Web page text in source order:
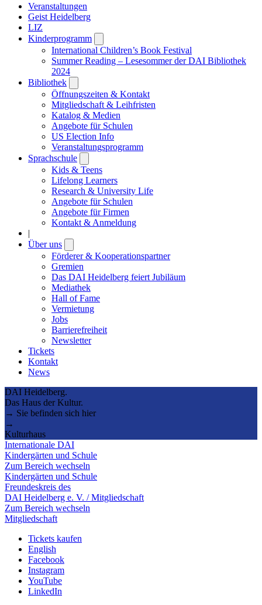
Veranstaltungen
Geist Heidelberg
LIZ
Kinderprogramm
submenu
International Children’s Book Festival
Summer Reading – Lesesommer der DAI Bibliothek
2024
Bibliothek
submenu
Öffnungszeiten & Kontakt
Mitgliedschaft & Leihfristen
Katalog & Medien
Angebote für Schulen
US Election Info
Veranstaltungsprogramm
Sprachschule
submenu
Kids & Teens
Lifelong Learners
Research & University Life
Angebote für Schulen
Angebote für Firmen
Kontakt & Anmeldung
|
Über uns
submenu
Förderer & Kooperationspartner
Gremien
Das DAI Heidelberg feiert Jubiläum
Mediathek
Hall of Fame
Vermietung
Jobs
Barrierefreiheit
Newsletter
Tickets
Kontakt
News
DAI Heidelberg.
Das Haus der Kultur.
→ Sie befinden sich hier
→
Kulturhaus
Internationale DAI
Kindergärten und Schule
Zum Bereich wechseln
Kindergärten und Schule
Freundeskreis des
DAI Heidelberg e. V. / Mitgliedschaft
Zum Bereich wechseln
Mitgliedschaft
Tickets kaufen
English
Facebook
Instagram
YouTube
LinkedIn